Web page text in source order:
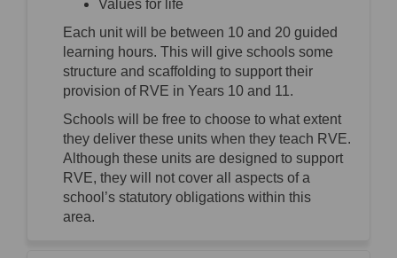
Values for life
Each unit will be between 10 and 20 guided
learning hours. This will give schools some
structure and scaffolding to support their
provision of RVE in Years 10 and 11.
Schools will be free to choose to what extent
they deliver these units when they teach RVE.
Although these units are designed to support
RVE, they will not cover all aspects of a
school’s statutory obligations within this
area.